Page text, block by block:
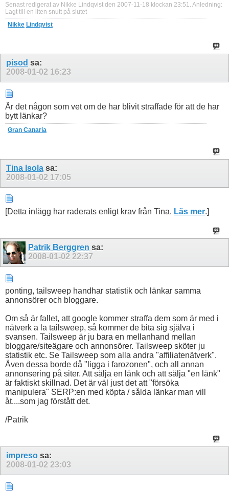
Senast redigerat av Nikke Lindqvist den 2007-11-18 klockan 23:51. Anledning:
Lagt till en liten snutt på slutet
Nikke Lindqvist
pisod sa:
2008-01-02 16:23
Är det någon som vet om de har blivit straffade för att de har
bytt länkar?
Gran Canaria
Tina Isola sa:
2008-01-02 17:05
[Detta inlägg har raderats enligt krav från Tina. Läs mer.]
Patrik Berggren sa:
2008-01-02 22:37
ponting, tailsweep handhar statistik och länkar samma
annonsörer och bloggare.
Om så är fallet, att google kommer straffa dem som är med i
nätverk a la tailsweep, så kommer de bita sig själva i
svansen. Tailsweep är ju bara en mellanhand mellan
bloggare/siteägare och annonsörer. Tailsweep sköter ju
statistik etc. Se Tailsweep som alla andra "affiliatenätverk".
Även dessa borde då "ligga i farozonen", och all annan
annonsering på siter. Att sälja en länk och att sälja "en länk"
är faktiskt skillnad. Det är väl just det att "försöka
manipulera" SERP:en med köpta / sålda länkar man vill
åt....som jag förstått det.
/Patrik
impreso sa:
2008-01-02 23:03